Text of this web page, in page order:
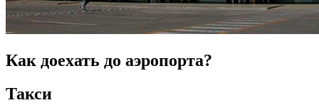
Как доехать до аэропорта?
Такси